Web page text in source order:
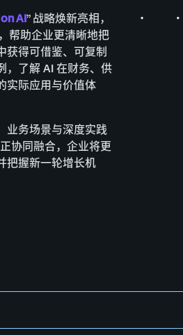
AI” 战略焕新亮相，
帮助企业更清晰地把
获得可借鉴、可复制
，了解 AI 在财务、供
实际应用与价值体
业务场景与深度实践
协同融合，企业将更
把握新一轮增长机